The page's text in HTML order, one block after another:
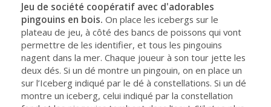
Jeu de société coopératif avec d'adorables
pingouins en bois. On place les icebergs sur le
plateau de jeu, à côté des bancs de poissons qui vont
permettre de les identifier, et tous les pingouins
nagent dans la mer. Chaque joueur à son tour jette les
deux dés. Si un dé montre un pingouin, on en place un
sur l’Iceberg indiqué par le dé à constellations. Si un dé
montre un iceberg, celui indiqué par la constellation